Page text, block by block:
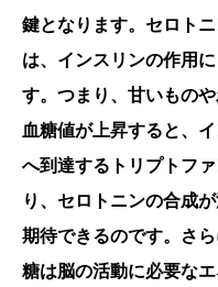
鍵となります。セロト
は、インスリンの作用
す。つまり、甘いもの
血糖値が上昇すると、
へ到達するトリプトフ
り、セロトニンの合成
期待できるのです。さ
糖は脳の活動に必要な